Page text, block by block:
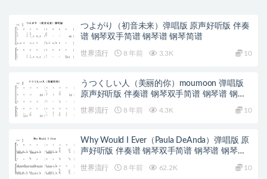
つよがり（初音未来）弹唱版 原声好听版 伴奏
谱 钢琴双手简谱 钢琴谱 钢琴简谱
世界流行 8 年前 3.3K 10
うつくしい人（美丽的你）moumoon 弹唱版
原声好听版 伴奏谱 钢琴双手简谱 钢琴谱 钢琴
世界流行 8 年前 4.3K 10
Why Would I Ever（Paula DeAnda）弹唱版 原
声好听版 伴奏谱 钢琴双手简谱 钢琴谱 钢琴简
世界流行 8 年前 62.2K 10